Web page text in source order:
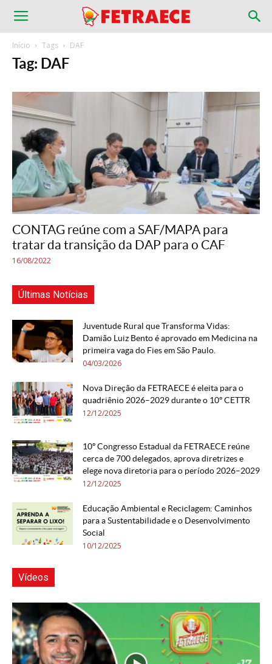
Início Tags DAF
Tag: DAF
CONTAG reúne com a SAF/MAPA para
tratar da transição da DAP para o CAF
16/08/2022
Últimas Notícias
Juventude Rural que Transforma Vidas:
Damião Luiz Bento é aprovado em Medicina na
primeira vaga do Fies em São Paulo.
04/03/2026
Nova Direção da FETRAECE é eleita para o
quadriênio 2026–2029 durante o 10º CETTR
12/12/2025
10º Congresso Estadual da FETRAECE reúne
cerca de 700 delegados, aprova diretrizes e
elege nova diretoria para o período 2026–2029
12/12/2025
Educação Ambiental e Reciclagem: Caminhos
para a Sustentabilidade e o Desenvolvimento
Social
10/12/2025
Vídeos